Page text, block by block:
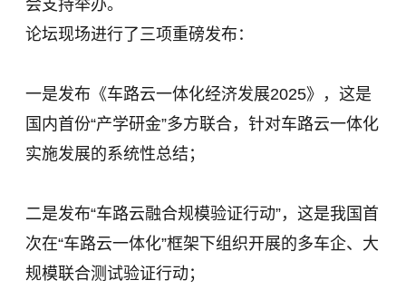
会支持举办。
论坛现场进行了三项重磅发布：
一是发布《车路云一体化经济发展2025》，这是
国内首份“产学研金”多方联合，针对车路云一体化
实施发展的系统性总结；
二是发布“车路云融合规模验证行动”，这是我国首
次在“车路云一体化”框架下组织开展的多车企、大
规模联合测试验证行动；